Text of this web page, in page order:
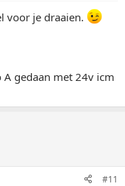
voor je draaien.
gedaan met 24v icm
#11